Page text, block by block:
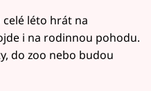
celé léto hrát na
i na rodinnou pohodu.
do zoo nebo budou